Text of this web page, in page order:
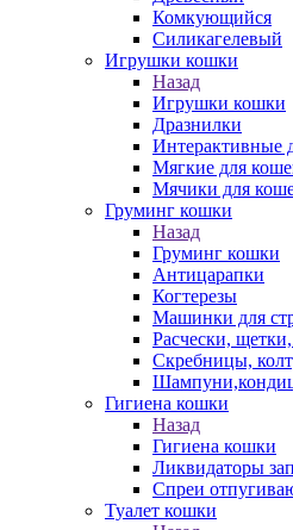
Комкующийся
Силикагелевый
Игрушки кошки
Назад
Игрушки кошки
Дразнилки
Интерактивные
Мягкие для
Мячики для
Груминг кошки
Назад
Груминг кошки
Антицарапки
Когтерезы
Машинки для
Расчески,
Скребницы,
Гигиена кошки
Назад
Гигиена кошки
Ликвидаторы
Спреи
Туалет кошки